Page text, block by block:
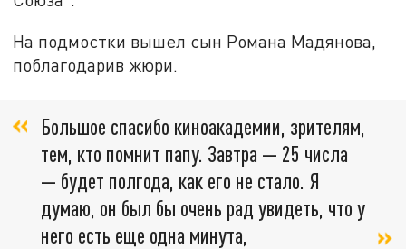
На подмостки вышел сын Романа Мадянова,
поблагодарив жюри.
Большое спасибо киноакадемии, зрителям,
тем, кто помнит папу. Завтра — 25 числа
— будет полгода, как его не стало. Я
думаю, он был бы очень рад увидеть, что у
него есть еще одна минута,